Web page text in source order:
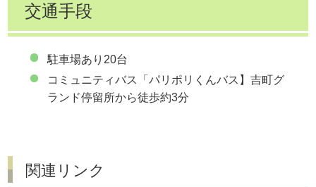
交通手段
駐車場あり20台
コミュニティバス「パリポリくんバス】吉町グ
ランド停留所から徒歩約3分
関連リンク